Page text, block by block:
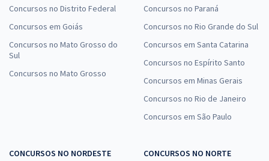
Concursos no Distrito Federal
Concursos em Goiás
Concursos no Mato Grosso do
Sul
Concursos no Mato Grosso
Concursos no Paraná
Concursos no Rio Grande do Sul
Concursos em Santa Catarina
Concursos no Espírito Santo
Concursos em Minas Gerais
Concursos no Rio de Janeiro
Concursos em São Paulo
CONCURSOS NO NORDESTE
CONCURSOS NO NORTE